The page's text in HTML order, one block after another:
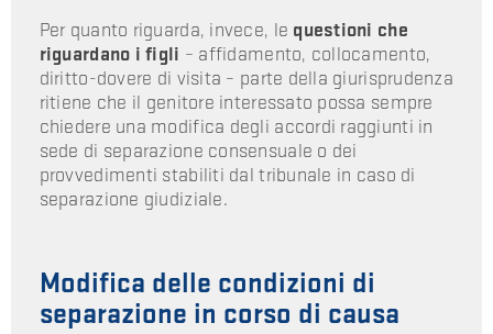
Per quanto riguarda, invece, le questioni che
riguardano i figli – affidamento, collocamento,
diritto-dovere di visita – parte della giurisprudenza
ritiene che il genitore interessato possa sempre
chiedere una modifica degli accordi raggiunti in
sede di separazione consensuale o dei
provvedimenti stabiliti dal tribunale in caso di
separazione giudiziale.
Modifica delle condizioni di
separazione in corso di causa